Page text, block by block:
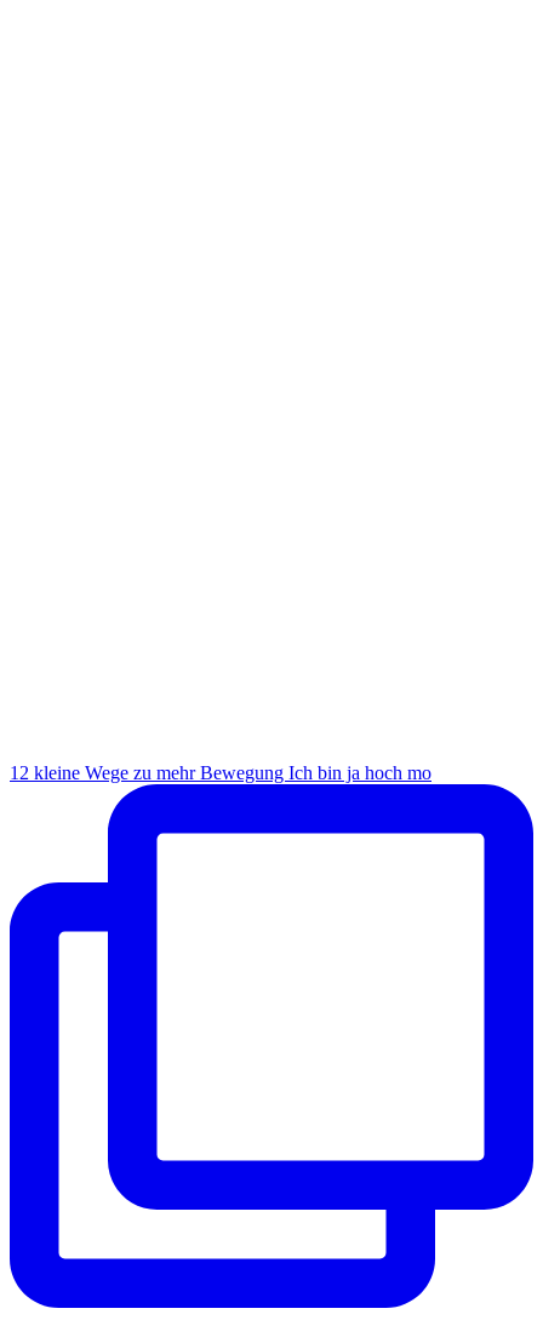
12 kleine Wege zu mehr Bewegung Ich bin ja hoch mo